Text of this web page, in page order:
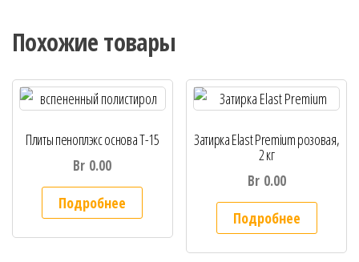
Похожие товары
Плиты пеноплэкс основа Т-15
Br 0.00
Подробнее
Затирка Elast Premium розовая,
2 кг
Br 0.00
Подробнее